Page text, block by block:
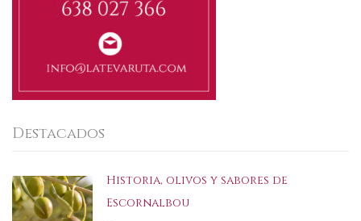
Destacados
Historia, olivos y sabores de
Escornalbou